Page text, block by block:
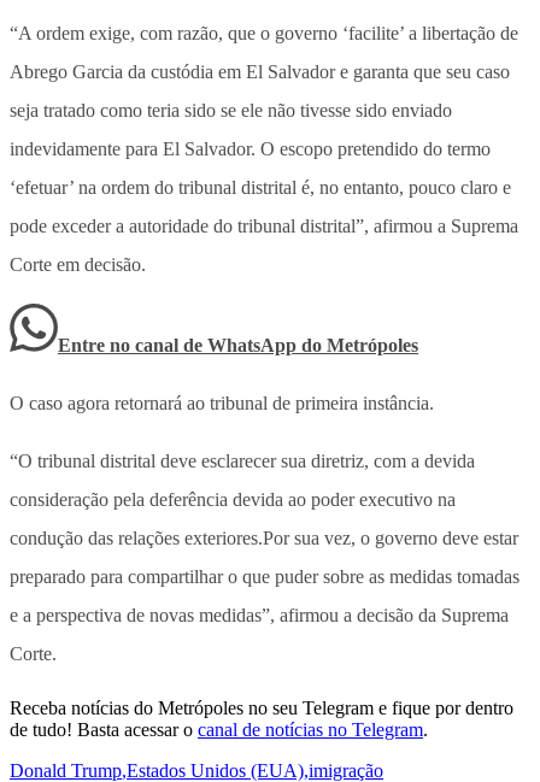
“A ordem exige, com razão, que o governo ‘facilite’ a libertação de
Abrego Garcia da custódia em El Salvador e garanta que seu caso
seja tratado como teria sido se ele não tivesse sido enviado
indevidamente para El Salvador. O escopo pretendido do termo
‘efetuar’ na ordem do tribunal distrital é, no entanto, pouco claro e
pode exceder a autoridade do tribunal distrital”, afirmou a Suprema
Corte em decisão.
Entre no canal de WhatsApp do Metrópoles
O caso agora retornará ao tribunal de primeira instância.
“O tribunal distrital deve esclarecer sua diretriz, com a devida
consideração pela deferência devida ao poder executivo na
condução das relações exteriores.Por sua vez, o governo deve estar
preparado para compartilhar o que puder sobre as medidas tomadas
e a perspectiva de novas medidas”, afirmou a decisão da Suprema
Corte.
Receba notícias do Metrópoles no seu Telegram e fique por dentro
de tudo! Basta acessar o canal de notícias no Telegram.
Donald Trump,Estados Unidos (EUA),imigração